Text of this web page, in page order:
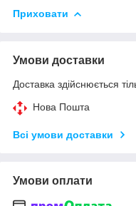
Приховати
Умови доставки
Доставка здійснюється
Нова Пошта
Всі умови доставки
Умови оплати